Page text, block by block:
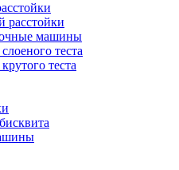
расстойки
машины
теста
теста